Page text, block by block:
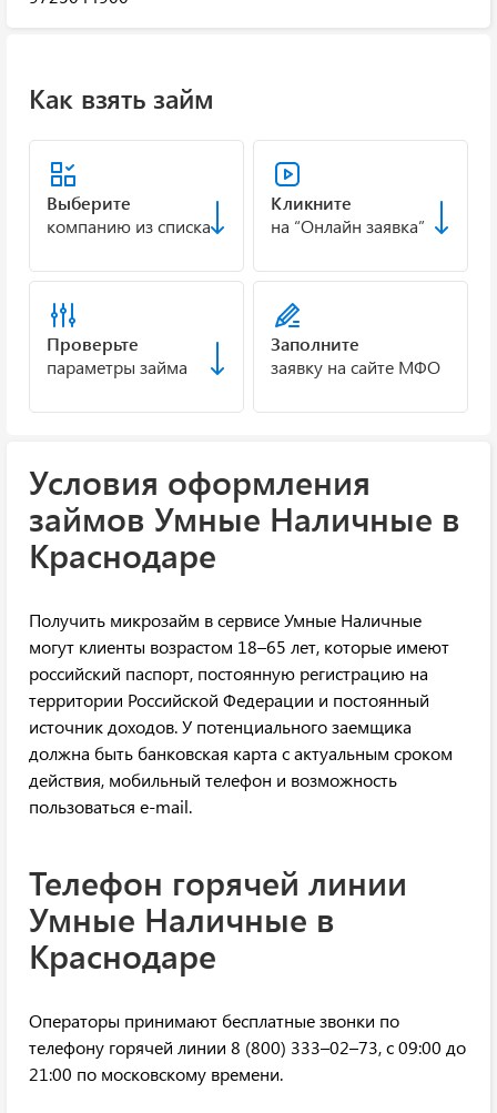
Как взять займ
Выберите
компанию из списка
Кликните
на “Онлайн заявка”
Проверьте
параметры займа
Заполните
заявку на сайте МФО
Условия оформления
займов Умные Наличные в
Краснодаре
Получить микрозайм в сервисе Умные Наличные
могут клиенты возрастом 18–65 лет, которые имеют
российский паспорт, постоянную регистрацию на
территории Российской Федерации и постоянный
источник доходов. У потенциального заемщика
должна быть банковская карта с актуальным сроком
действия, мобильный телефон и возможность
пользоваться e-mail.
Телефон горячей линии
Умные Наличные в
Краснодаре
Операторы принимают бесплатные звонки по
телефону горячей линии 8 (800) 333–02–73, с 09:00 до
21:00 по московскому времени.